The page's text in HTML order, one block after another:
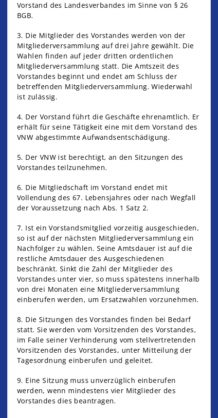
Vorstand des Landesverbandes im Sinne von § 26
BGB.
3. Die Mitglieder des Vorstandes werden von der
Mitgliederversammlung auf drei Jahre gewählt. Die
Wahlen finden auf jeder dritten ordentlichen
Mitgliederversammlung statt. Die Amtszeit des
Vorstandes beginnt und endet am Schluss der
betreffenden Mitgliederversammlung. Wiederwahl
ist zulässig.
4. Der Vorstand führt die Geschäfte ehrenamtlich. Er
erhält für seine Tätigkeit eine mit dem Vorstand des
VNW abgestimmte Aufwandsentschädigung.
5. Der VNW ist berechtigt, an den Sitzungen des
Vorstandes teilzunehmen.
6. Die Mitgliedschaft im Vorstand endet mit
Vollendung des 67. Lebensjahres oder nach Wegfall
der Voraussetzung nach Abs. 1 Satz 2.
7. Ist ein Vorstandsmitglied vorzeitig ausgeschieden,
so ist auf der nächsten Mitgliederversammlung ein
Nachfolger zu wählen. Seine Amtsdauer ist auf die
restliche Amtsdauer des Ausgeschiedenen
beschränkt. Sinkt die Zahl der Mitglieder des
Vorstandes unter vier, so muss spätestens innerhalb
von drei Monaten eine Mitgliederversammlung
einberufen werden, um Ersatzwahlen vorzunehmen.
8. Die Sitzungen des Vorstandes finden bei Bedarf
statt. Sie werden vom Vorsitzenden des Vorstandes,
im Falle seiner Verhinderung vom stellvertretenden
Vorsitzenden des Vorstandes, unter Mitteilung der
Tagesordnung einberufen und geleitet.
9. Eine Sitzung muss unverzüglich einberufen
werden, wenn mindestens vier Mitglieder des
Vorstandes dies beantragen.